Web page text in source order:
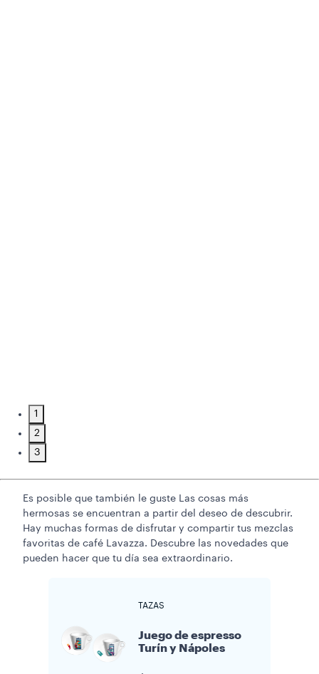
1
2
3
Es posible que también le guste Las cosas más
hermosas se encuentran a partir del deseo de descubrir.
Hay muchas formas de disfrutar y compartir tus mezclas
favoritas de café Lavazza. Descubre las novedades que
pueden hacer que tu día sea extraordinario.
TAZAS
Juego de espresso
Turín y Nápoles